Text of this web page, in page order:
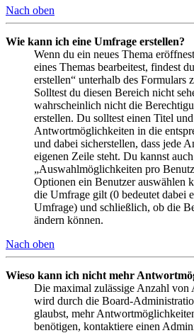
Nach oben
Wie kann ich eine Umfrage erstellen?
Wenn du ein neues Thema
eines Themas bearbeitest, findest
erstellen“ unterhalb des Formulars
Solltest du diesen Bereich nicht
wahrscheinlich nicht die
erstellen. Du solltest einen Titel
Antwortmöglichkeiten in die
und dabei sicherstellen, dass jede
eigenen Zeile steht. Du kannst
„Auswahlmöglichkeiten pro
Optionen ein Benutzer auswählen
die Umfrage gilt (0 bedeutet dabei
Umfrage) und schließlich, ob die
ändern können.
Nach oben
Wieso kann ich nicht mehr
Die maximal zulässige Anzahl
wird durch die Board-
glaubst, mehr
benötigen, kontaktiere einen